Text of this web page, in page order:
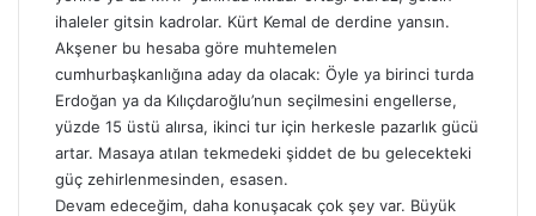
ihaleler gitsin kadrolar. Kürt Kemal de derdine yansın.
Akşener bu hesaba göre muhtemelen
cumhurbaşkanlığına aday da olacak: Öyle ya birinci turda
Erdoğan ya da Kılıçdaroğlu’nun seçilmesini engellerse,
yüzde 15 üstü alırsa, ikinci tur için herkesle pazarlık gücü
artar. Masaya atılan tekmedeki şiddet de bu gelecekteki
güç zehirlenmesinden, esasen.
Devam edeceğim, daha konuşacak çok şey var. Büyük